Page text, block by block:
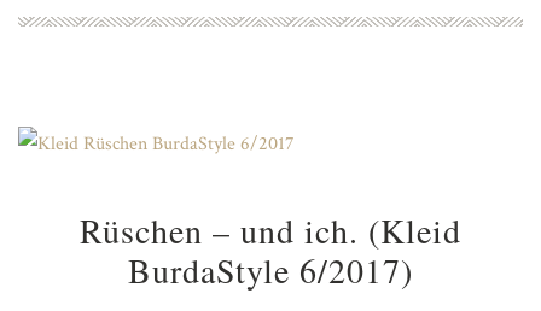
Rüschen – und ich. (Kleid
BurdaStyle 6/2017)